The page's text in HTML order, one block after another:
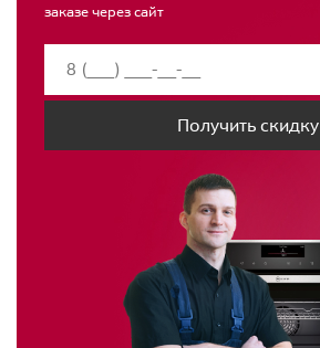
заказе через сайт
Получить скидку